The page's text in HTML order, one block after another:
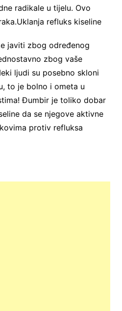
radikale u tijelu. Ovo
refluks kiseline
javiti zbog određenog
zbog vaše
ljudi su posebno skloni
to je bolno i ometa u
Đumbir je toliko dobar
da se njegove aktivne
protiv refluksa